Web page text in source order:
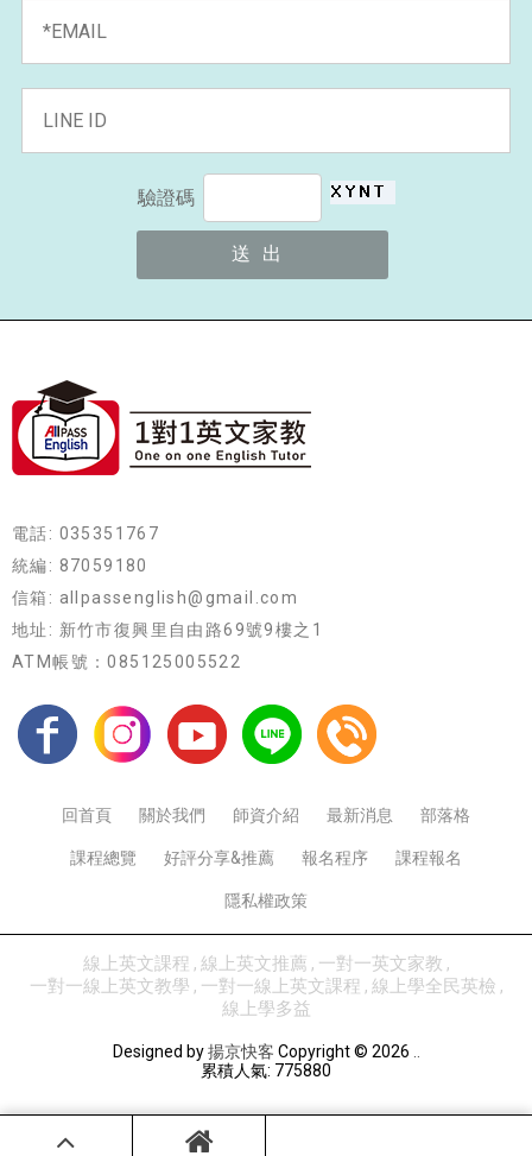
驗證碼
電話: 035351767
統編: 87059180
信箱: allpassenglish@gmail.com
地址: 新竹市復興里自由路69號9樓之1
ATM帳號：085125005522
回首頁 關於我們 師資介紹 最新消息 部落格
課程總覽 好評分享&推薦 報名程序 課程報名
隱私權政策
線上英文課程 線上英文推薦
一對一英文家教
一對一線上英文教學
一對一線上英文課程
線上學全民英檢
線上學多益
Designed by揚京快客 Copyright © 2026 ..
累積人氣: 775880